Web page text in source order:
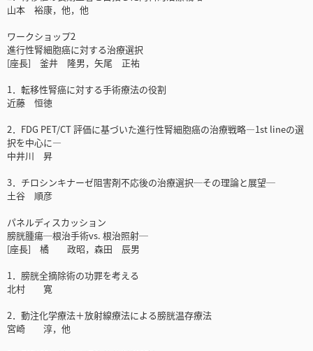
山本 裕康，他，他
ワークショップ2
進行性腎細胞癌に対する治療選択
[座長] 釜井 隆男，矢尾 正祐
1．転移性腎癌に対する手術療法の役割
近藤 恒徳
2．FDG PET/CT 評価に基づいた進行性腎細胞癌の治療戦略―1st lineの選
択を中心に―
中井川 昇
3．チロシンキナーゼ阻害剤不応後の治療選択─その理論と展望─
土谷 順彦
パネルディスカッション
膀胱腫瘍─根治手術vs. 根治照射─
[座長] 橘 政昭，森田 辰男
1．膀胱全摘除術の功罪を考える
北村 寛
2．動注化学療法＋放射線療法による膀胱温存療法
宮崎 淳，他